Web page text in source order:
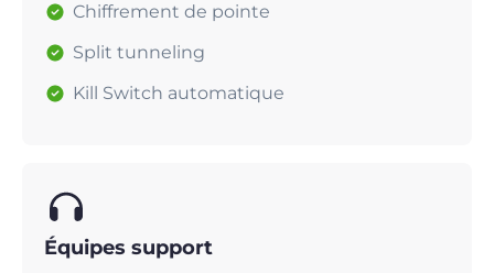
Chiffrement de pointe
Split tunneling
Kill Switch automatique
Équipes support